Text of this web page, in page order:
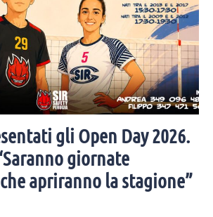
gli Open Day 2026.
giornate
apriranno la stagione”